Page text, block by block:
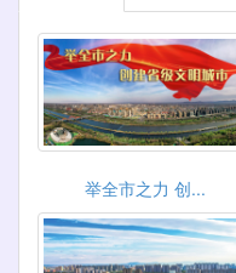
举全市之力 创...